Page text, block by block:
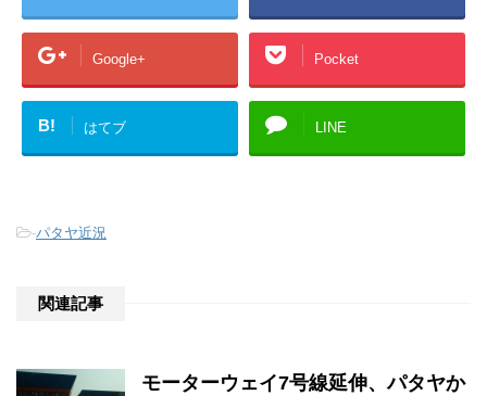
Google+ Pocket
B! はてブ LINE
-パタヤ近況
関連記事
モーターウェイ7号線延伸、パタヤか